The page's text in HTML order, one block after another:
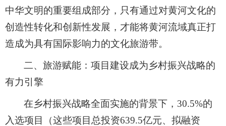
中华文明的重要组成部分，只有通过对黄河文化的
创造性转化和创新性发展，才能将黄河流域真正打
造成为具有国际影响力的文化旅游带。
二、旅游赋能：项目建设成为乡村振兴战略的
有力引擎
在乡村振兴战略全面实施的背景下，30.5%的
入选项目（这些项目总投资639.5亿元、拟融资